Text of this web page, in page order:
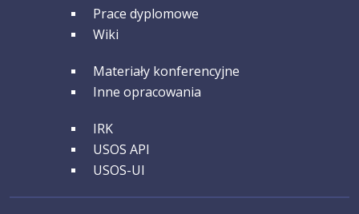
GRUPA 2Prace dyplomowe
Wiki
GRUPA 3Materiały konferencyjne
Inne opracowania
GRUPA 4
IRK
USOS API
USOS-UI